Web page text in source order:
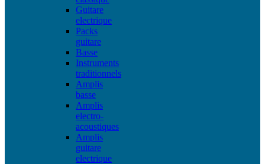
Guitare
electrique
Packs
guitare
Basse
Instruments
traditionnels
Amplis
basse
Amplis
electro-
acoustiques
Amplis
guitare
electrique